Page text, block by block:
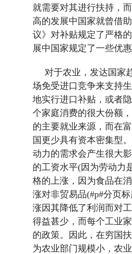
就需要对其进行扶持，
高的发展中国家就曾借
议》对补贴规定了严格
展中国家规定了一些优
对于农业，发达国家
场免受进口竞争来支持
地实行进口补贴，或者
个家庭消费的很大份额
的主要就业来源，而在
国更少具有资本密集型
动力的需求会产生很大
的工资水平(因为劳动力
格的上涨，因为食品在
涨对非贸易品(#p#分页标
涨因其降低了利润而对
得益甚少，而每个工业
的政策。因此，在穷国
为农业部门规模小，农